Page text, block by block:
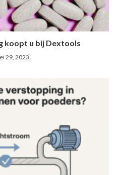
koopt u bij Dextools
29, 2023